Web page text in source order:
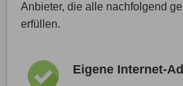
Anbieter, die alle nachfolgend
erfüllen.
Eigene Internet-